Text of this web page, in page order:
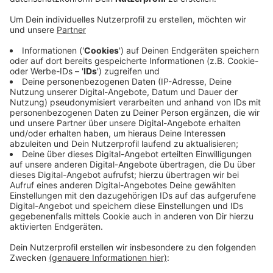
Anzeige
Der Kreisstellenvorsitzende des Hausärzteverbandes
Kreis Viersen Klaus Eirmbter fordert, diese Möglichkeit
dauerhaft einzuführen. Denn Hausarztpraxen müssten
wegen einer hohen Auslastung besser entlastet
werden. Er nennt als Positivbeispiel auch die
Niederlande. Hinter Krefeld und dem Kreis Viersen
liegt eine Krankheitswelle mit Rekordwerten bei den
Krankenständen. Das zeigen aktuelle Daten
verschiedener Krankenkassen.
Anzeige